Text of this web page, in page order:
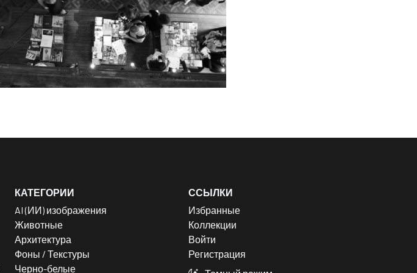
КАТЕГОРИИ
AI (ИИ) изображения
Животные
Архитектура
Фоны / Текстуры
Черно-белые
ССЫЛКИ
Избранные
Коллекции
Войти
Регистрация